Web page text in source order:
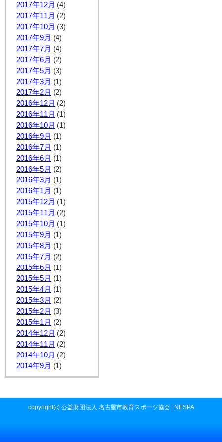
2017年12月 (4)
2017年11月 (2)
2017年10月 (3)
2017年9月 (4)
2017年7月 (4)
2017年6月 (2)
2017年5月 (3)
2017年3月 (1)
2017年2月 (2)
2016年12月 (2)
2016年11月 (1)
2016年10月 (1)
2016年9月 (1)
2016年7月 (1)
2016年6月 (1)
2016年5月 (2)
2016年3月 (1)
2016年1月 (1)
2015年12月 (1)
2015年11月 (2)
2015年10月 (1)
2015年9月 (1)
2015年8月 (1)
2015年7月 (2)
2015年6月 (1)
2015年5月 (1)
2015年4月 (1)
2015年3月 (2)
2015年2月 (3)
2015年1月 (2)
2014年12月 (2)
2014年11月 (2)
2014年10月 (2)
2014年9月 (1)
copyright(c) 公益財団法人 名古屋市教育スポーツ協会 | NESPA